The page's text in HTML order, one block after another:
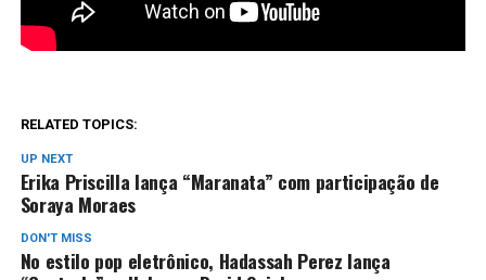
RELATED TOPICS:
UP NEXT
Erika Priscilla lança “Maranata” com participação de
Soraya Moraes
DON'T MISS
No estilo pop eletrônico, Hadassah Perez lança